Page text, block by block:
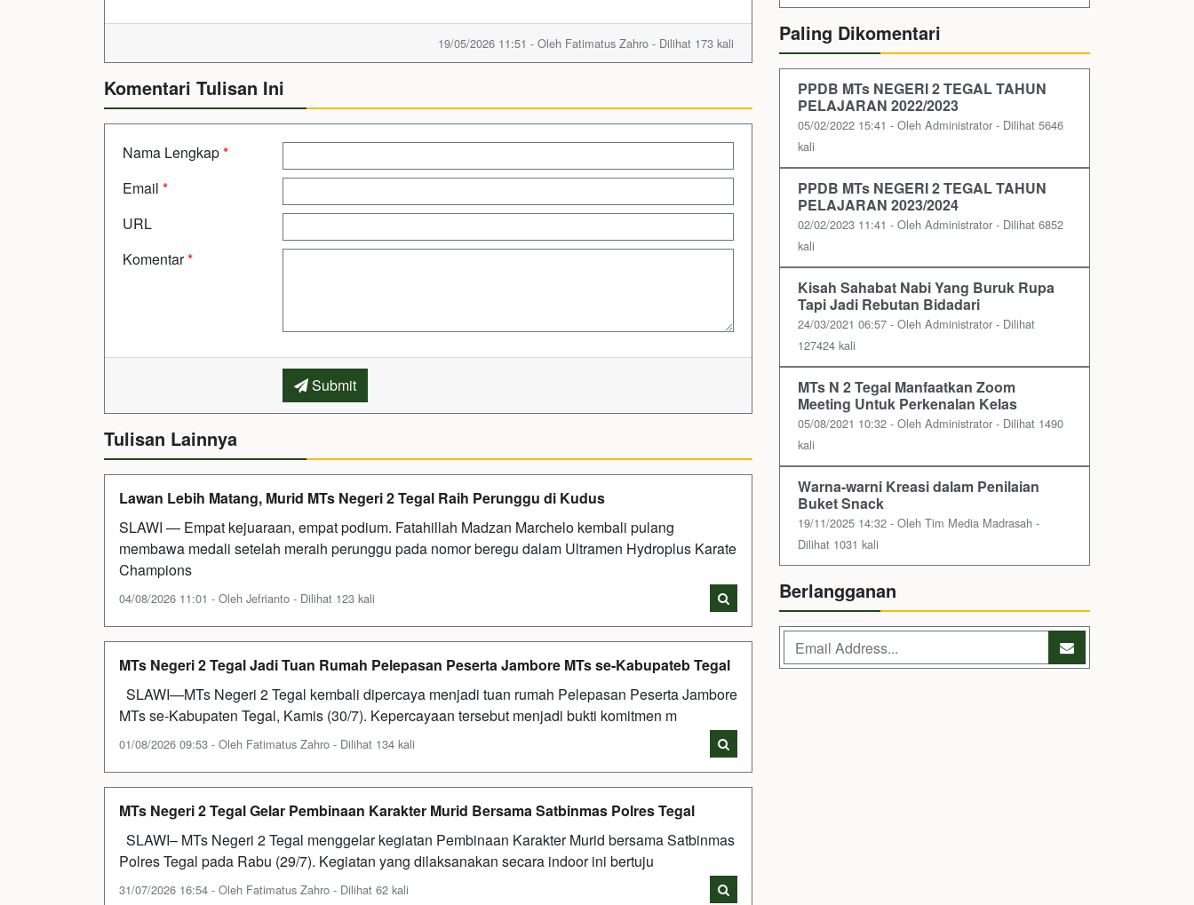
19/05/2026 11:51 - Oleh Fatimatus Zahro - Dilihat 173 kali
Komentari Tulisan Ini
Nama Lengkap*
Email *
URL
Komentar*
Submit
Tulisan Lainnya
Lawan Lebih Matang, Murid MTs Negeri 2 Tegal Raih Perunggu di Kudus
SLAWI — Empat kejuaraan, empat podium. Fatahillah Madzan Marchelo kembali pulang
membawa medali setelah meraih perunggu pada nomor beregu dalam Ultramen Hydroplus Karate
Champions
04/08/2026 11:01 - Oleh Jefrianto - Dilihat 123 kali
MTs Negeri 2 Tegal Jadi Tuan Rumah Pelepasan Peserta Jambore MTs se-Kabupateb Tegal
SLAWI—MTs Negeri 2 Tegal kembali dipercaya menjadi tuan rumah Pelepasan Peserta Jambore
MTs se-Kabupaten Tegal, Kamis (30/7). Kepercayaan tersebut menjadi bukti komitmen m
01/08/2026 09:53 - Oleh Fatimatus Zahro - Dilihat 134 kali
MTs Negeri 2 Tegal Gelar Pembinaan Karakter Murid Bersama Satbinmas Polres Tegal
SLAWI– MTs Negeri 2 Tegal menggelar kegiatan Pembinaan Karakter Murid bersama Satbinmas
Polres Tegal pada Rabu (29/7). Kegiatan yang dilaksanakan secara indoor ini bertuju
31/07/2026 16:54 - Oleh Fatimatus Zahro - Dilihat 62 kali
Paling Dikomentari
PPDB MTs NEGERI 2 TEGAL TAHUN
PELAJARAN 2022/2023
05/02/2022 15:41 - Oleh Administrator - Dilihat 5646
kali
PPDB MTs NEGERI 2 TEGAL TAHUN
PELAJARAN 2023/2024
02/02/2023 11:41 - Oleh Administrator - Dilihat 6852
kali
Kisah Sahabat Nabi Yang Buruk Rupa
Tapi Jadi Rebutan Bidadari
24/03/2021 06:57 - Oleh Administrator - Dilihat
127424 kali
MTs N 2 Tegal Manfaatkan Zoom
Meeting Untuk Perkenalan Kelas
05/08/2021 10:32 - Oleh Administrator - Dilihat 1490
kali
Warna-warni Kreasi dalam Penilaian
Buket Snack
19/11/2025 14:32 - Oleh Tim Media Madrasah -
Dilihat 1031 kali
Berlangganan